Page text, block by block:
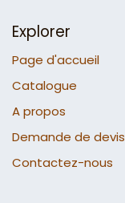
Explorer
Page d'accueil
Catalogue
A propos
Demande de devis
Contactez-nous